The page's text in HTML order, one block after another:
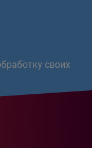
своих